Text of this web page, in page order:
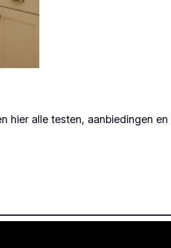
hier alle testen, aanbiedingen